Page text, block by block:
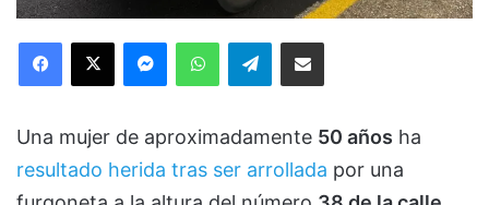
Facebook
X MessengerWhatsAppTelegramCompartir via Email
Una mujer de aproximadamente 50 años ha
resultado herida tras ser arrollada por una